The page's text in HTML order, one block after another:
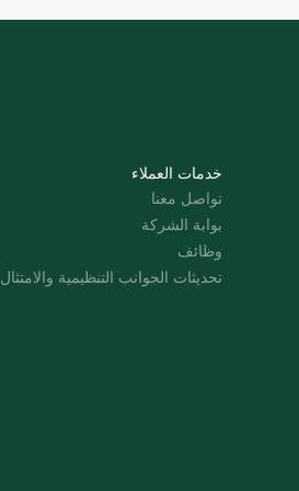
خدمات العملاء
تواصل معنا
بوابة الشركة
وظائف
تحديثات الجوانب التنظيمية والامتثال